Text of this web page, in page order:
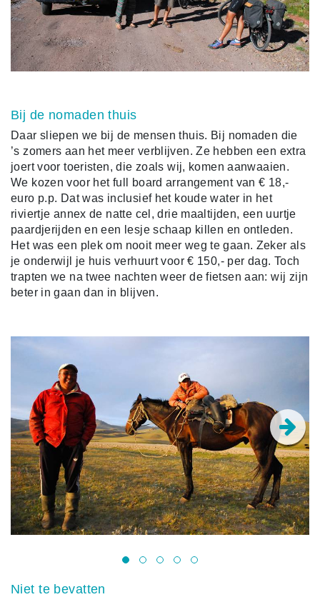
Bij de nomaden thuis
Daar sliepen we bij de mensen thuis. Bij nomaden die
’s zomers aan het meer verblijven. Ze hebben een extra
joert voor toeristen, die zoals wij, komen aanwaaien.
We kozen voor het full board arrangement van € 18,-
euro p.p. Dat was inclusief het koude water in het
riviertje annex de natte cel, drie maaltijden, een uurtje
paardjerijden en een lesje schaap killen en ontleden.
Het was een plek om nooit meer weg te gaan. Zeker als
je onderwijl je huis verhuurt voor € 150,- per dag. Toch
trapten we na twee nachten weer de fietsen aan: wij zijn
beter in gaan dan in blijven.
Niet te bevatten